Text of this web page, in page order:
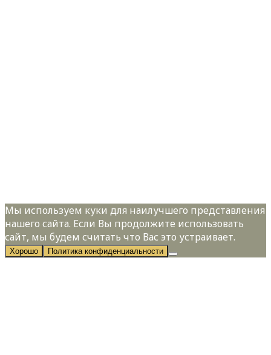
Мы используем куки для наилучшего представления
нашего сайта. Если Вы продолжите использовать
сайт, мы будем считать что Вас это устраивает.
Хорошо Политика конфиденциальности